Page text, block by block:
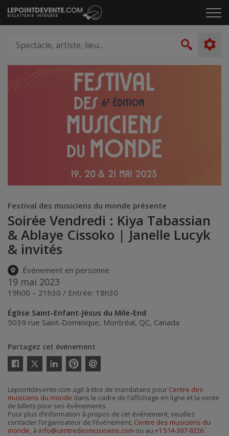
Passer
au
le
artiste,
lieu...
Festival des musiciens du monde présente
Soirée Vendredi : Kiya Tabassian
& Ablaye Cissoko | Janelle Lucyk
& invités
Événement en personne
19 mai 2023
19h00 – 21h30 / Entrée: 18h30
Église Saint-Enfant-Jésus du Mile-End
5039 rue Saint-Dominique, Montréal, QC, Canada
Partagez cet événement
Twitter
courriel
Lepointdevente.com agit à titre de mandataire pour Centre des
musiciens du monde dans le cadre de l’affichage en ligne et la vente
de billets pour ses événements.
Pour plus d’information à propos de cet événement, veuillez
contacter l’organisateur de l’événement, Centre des musiciens du
monde, à info@centredesmusiciens.com ou au +1 514-397-9226.